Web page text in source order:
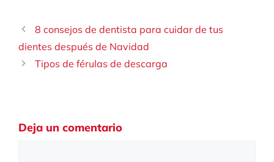
8 consejos de dentista para cuidar de tus
dientes después de Navidad
Tipos de férulas de descarga
Deja un comentario